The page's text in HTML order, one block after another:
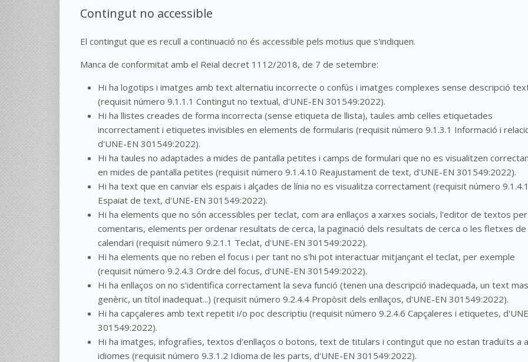
Contingut no accessible
El contingut que es recull a continuació no és accessible pels motius que s'indiquen.
Manca de conformitat amb el Reial decret 1112/2018, de 7 de setembre:
Hi ha logotips i imatges amb text alternatiu incorrecte o confús i imatges complexes sense descripció
(requisit número 9.1.1.1 Contingut no textual, d'UNE-EN 301549:2022).
Hi ha llistes creades de forma incorrecta (sense etiqueta de llista), taules amb cel·les etiquetades
incorrectament i etiquetes invisibles en elements de formularis (requisit número 9.1.3.1 Informació i
d'UNE-EN 301549:2022).
Hi ha taules no adaptades a mides de pantalla petites i camps de formulari que no es visualitzen
en mides de pantalla petites (requisit número 9.1.4.10 Reajustament de text, d'UNE-EN 301549:2022).
Hi ha text que en canviar els espais i alçades de línia no es visualitza correctament (requisit número
Espaiat de text, d'UNE-EN 301549:2022).
Hi ha elements que no són accessibles per teclat, com ara enllaços a xarxes socials, l'editor de textos
comentaris, elements per ordenar resultats de cerca, la paginació dels resultats de cerca o les fletxes de
calendari (requisit número 9.2.1.1 Teclat, d'UNE-EN 301549:2022).
Hi ha elements que no reben el focus i per tant no s'hi pot interactuar mitjançant el teclat, per exemple
(requisit número 9.2.4.3 Ordre del focus, d'UNE-EN 301549:2022).
Hi ha enllaços on no s'identifica correctament la seva funció (tenen una descripció inadequada, un text
genèric, un títol inadequat...) (requisit número 9.2.4.4 Propòsit dels enllaços, d'UNE-EN 301549:2022).
Hi ha capçaleres amb text repetit i/o poc descriptiu (requisit número 9.2.4.6 Capçaleres i etiquetes,
301549:2022).
Hi ha imatges, infografies, textos d'enllaços o botons, text de titulars i contingut que no estan traduïts a
idiomes (requisit número 9.3.1.2 Idioma de les parts, d'UNE-EN 301549:2022).